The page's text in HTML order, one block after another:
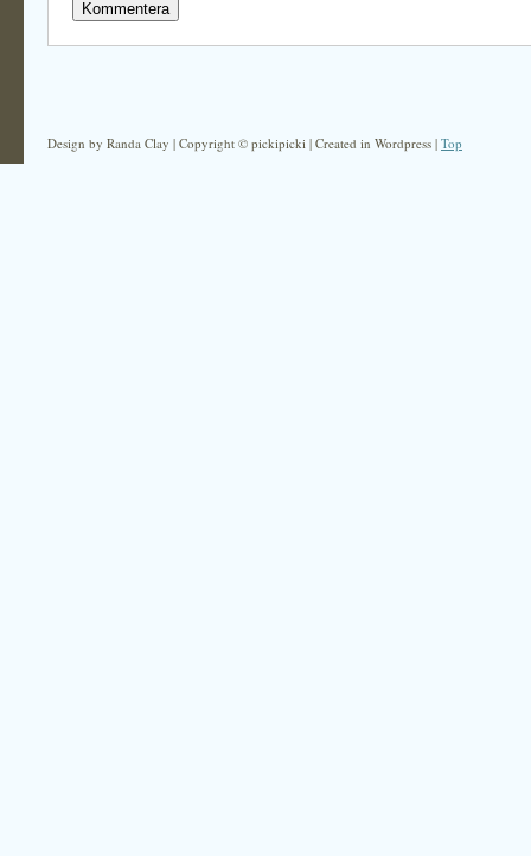
Design by Randa Clay | Copyright © pickipicki | Created in Wordpress | Top